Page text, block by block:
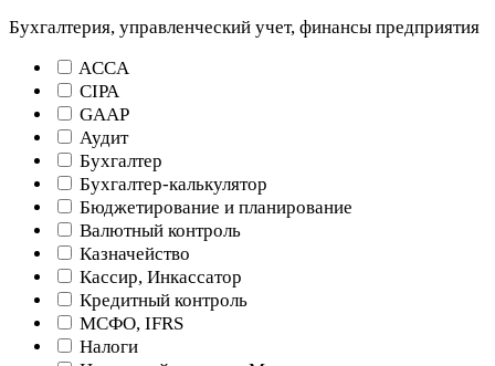
Бухгалтерия, управленческий учет, финансы предприятия
ACCA
CIPA
GAAP
Аудит
Бухгалтер
Бухгалтер-калькулятор
Бюджетирование и планирование
Валютный контроль
Казначейство
Кассир, Инкассатор
Кредитный контроль
МСФО, IFRS
Налоги